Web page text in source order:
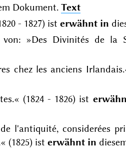
Dokument. Text
- 1827) ist erwähnt in
»Des Divinités de la
chez les anciens
(1824 - 1826) ist
l'antiquité, considerées
(1825) ist erwähnt in